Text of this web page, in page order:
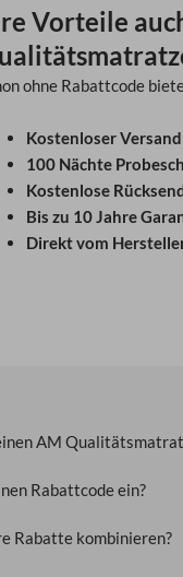
Vorteile
ohne Rabattcode
Kostenloser Versand
100 Nächte
Kostenlose
Bis zu 10 Jahre
Direkt vom
AM
Rabattcode ein?
Rabatte kombinieren?